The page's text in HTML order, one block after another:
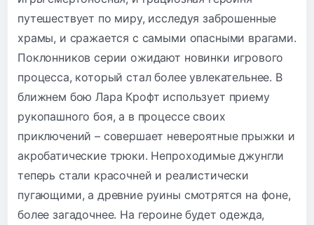
путешествует по миру, исследуя заброшенные
храмы, и сражается с самыми опасными врагами.
Поклонников серии ожидают новинки игрового
процесса, который стал более увлекательнее. В
ближнем бою Лара Крофт использует приему
рукопашного боя, а в процессе своих
приключений – совершает невероятные прыжки и
акробатические трюки. Непроходимые джунгли
теперь стали красочней и реалистически
пугающими, а древние руины смотрятся на фоне,
более загадочнее. На героине будет одежда,